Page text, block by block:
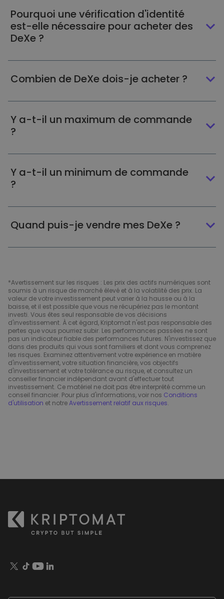
Pourquoi une vérification d'identité
est-elle nécessaire pour acheter des
DeXe ?
Combien de DeXe dois-je acheter ?
Y a-t-il un maximum de commande
?
Y a-t-il un minimum de commande
?
Quand puis-je vendre mes DeXe ?
*Avertissement sur les risques : Les prix des actifs numériques sont
soumis à un risque de marché élevé et à la volatilité des prix. La
valeur de votre investissement peut varier à la hausse ou à la
baisse, et il est possible que vous ne récupériez pas le montant
investi. Vous êtes seul responsable de vos décisions
d'investissement. À cet égard, Kriptomat n'est pas responsable des
pertes que vous pourriez subir. Les performances passées ne sont
pas un indicateur fiable des performances futures. N'investissez que
dans des produits qui vous sont familiers et dont vous comprenez
les risques. Examinez attentivement votre expérience en matière
d'investissement, votre situation financière, vos objectifs
d'investissement et votre tolérance au risque, et consultez un
conseiller financier indépendant avant d'effectuer tout
investissement. Ce matériel ne doit pas être interprété comme un
conseil financier. Pour plus d'informations, voir nos Conditions
d'utilisation et notreAvertissement relatif aux risques.